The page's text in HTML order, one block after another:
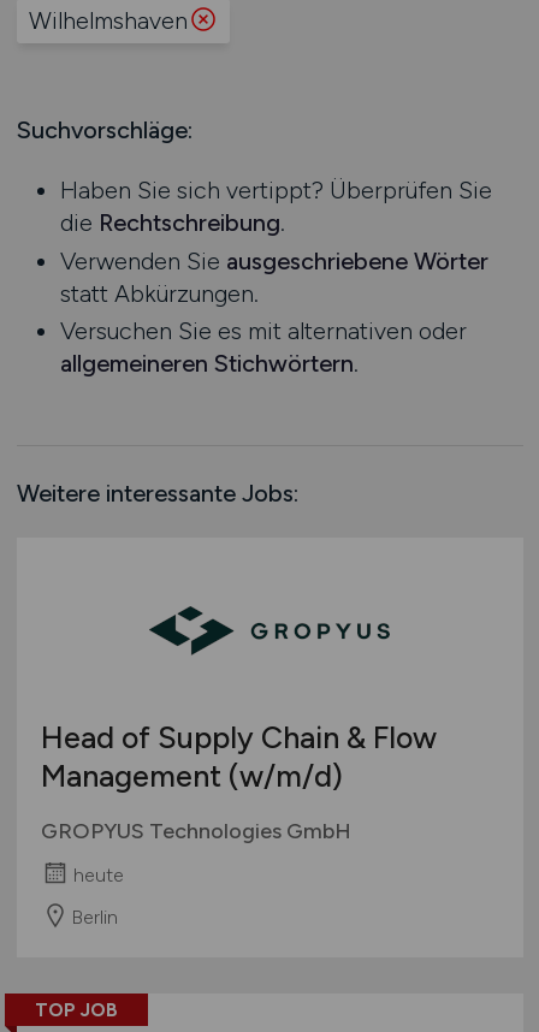
Prozessplanung / Steuerung
Supply Chain Management
Vertrieb / Verkauf / Handel
Zoll / Behörden
Sonstige
Praktikum
Hessen
Nordrhein-Westfalen
Saarland
Sachsen
Sachsen-Anhalt
Schleswig-Holstein
Thüringen
Deutschlandweit
Europa
Wilhelmshaven
Suchvorschläge:
Haben Sie sich vertippt? Überprüfen Sie
die Rechtschreibung.
Verwenden Sie ausgeschriebene Wörter
statt Abkürzungen.
Versuchen Sie es mit alternativen oder
allgemeineren Stichwörtern.
Weitere interessante Jobs:
Head of Supply Chain & Flow
Management (w/m/d)
GROPYUS Technologies GmbH
heute
Berlin
TOP JOB